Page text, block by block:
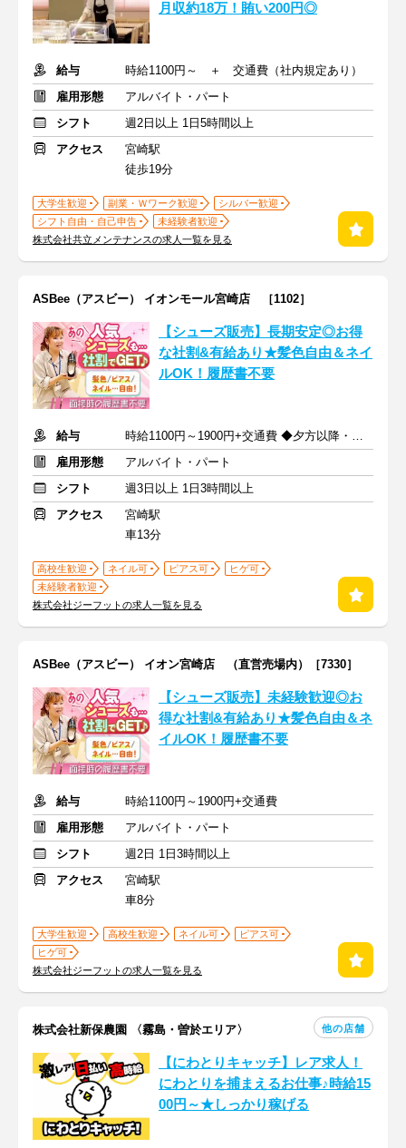
月収約18万！賄い200円◎
給与
時給1100円～ ＋ 交通費（社内規定あり）
雇用形態
アルバイト・パート
シフト
週2日以上 1日5時間以上
アクセス
宮崎駅
徒歩19分
大学生歓迎 副業・Ｗワーク歓迎
シルバー歓迎
シフト自由・自己申告
未経験者歓迎
株式会社共立メンテナンスの求人一覧を見る
ASBee（アスビー） イオンモール宮崎店 ［1102］
【シューズ販売】長期安定◎お得
な社割&有給あり★髪色自由＆ネイ
ルOK！履歴書不要
給与
時給1100円～1900円+交通費 ◆夕方以降・日祝加給あり！
雇用形態
アルバイト・パート
シフト
週3日以上 1日3時間以上
アクセス
宮崎駅
車13分
高校生歓迎 ネイル可 ピアス可
ヒゲ可
未経験者歓迎
株式会社ジーフットの求人一覧を見る
ASBee（アスビー） イオン宮崎店 （直営売場内）［7330］
【シューズ販売】未経験歓迎◎お
得な社割&有給あり★髪色自由＆ネ
イルOK！履歴書不要
給与
時給1100円～1900円+交通費
雇用形態
アルバイト・パート
シフト
週2日 1日3時間以上
アクセス
宮崎駅
車8分
大学生歓迎 高校生歓迎 ネイル可
ピアス可
ヒゲ可
株式会社ジーフットの求人一覧を見る
株式会社新保農園 〈霧島・曽於エリア〉 他の店舗
【にわとりキャッチ】レア求人！
にわとりを捕まえるお仕事♪時給15
00円～★しっかり稼げる